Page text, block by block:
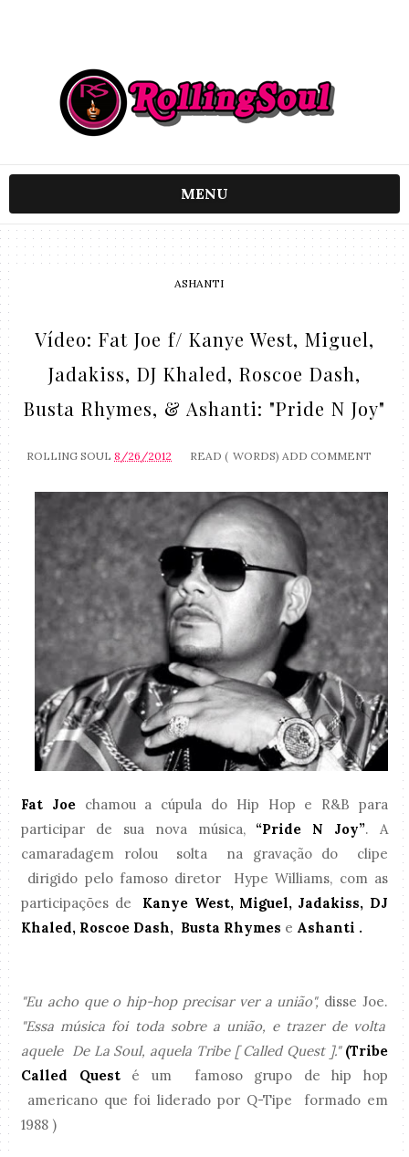
MENU
ASHANTI
Vídeo: Fat Joe f/ Kanye West, Miguel,
Jadakiss, DJ Khaled, Roscoe Dash,
Busta Rhymes, & Ashanti: "Pride N Joy"
ROLLING SOUL 8/26/2012 READ ( WORDS) ADD COMMENT
Fat Joechamou a cúpula do Hip Hop e R&B para
participar de sua nova música,“Pride N Joy”. A
camaradagem rolou solta na gravação do clipe
dirigido pelo famoso diretor Hype Williams, com as
participações de
Kanye West, Miguel, Jadakiss, DJ
Khaled, Roscoe Dash, Busta Rhymes e Ashanti .
"Eu acho que o hip-hop precisar ver a união", disse Joe.
"Essa música foi toda sobre a união, e trazer de volta
aquele De La Soul, aquela Tribe [ Called Quest ]." (Tribe
Called Quest é um famoso grupo de hip hop
americano que foi liderado por Q-Tipe formado em
1988 )